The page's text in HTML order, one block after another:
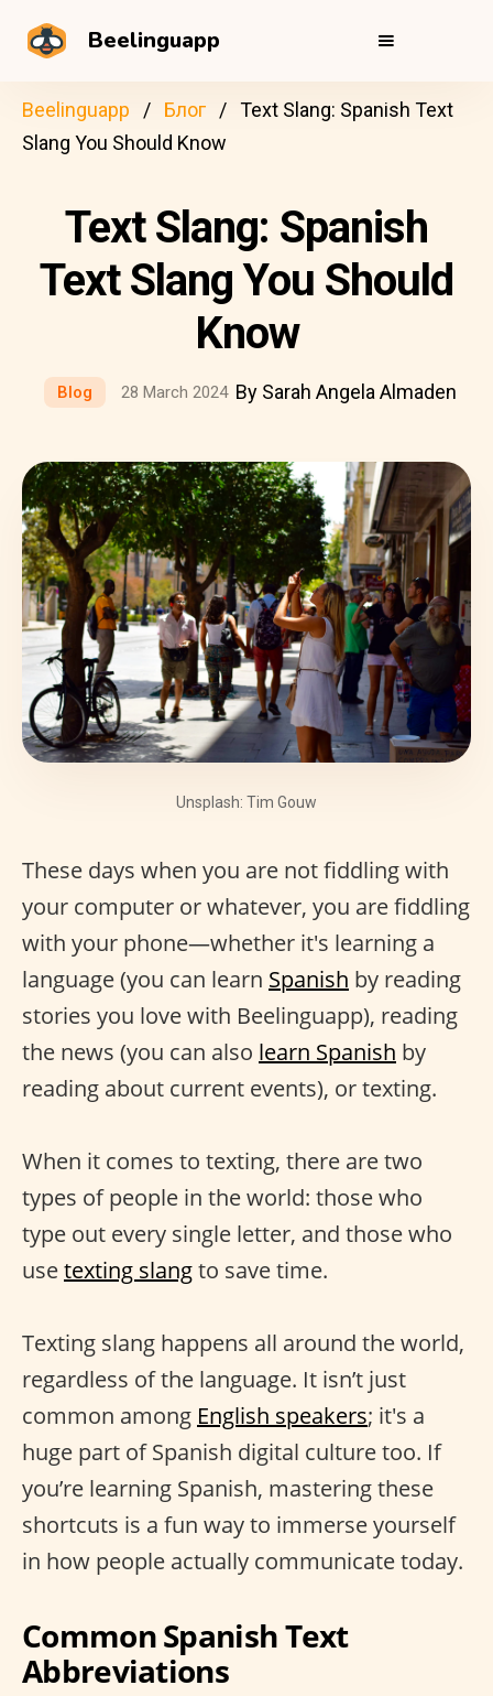
Beelinguapp
Beelinguapp Блог
Text Slang: Spanish Text
Slang You Should Know
Text Slang: Spanish
Text Slang You Should
Know
Blog 28 March 2024 By Sarah Angela Almaden
Unsplash: Tim Gouw
These days when you are not fiddling with
your computer or whatever, you are fiddling
with your phone—whether it's learning a
language (you can learn Spanish by reading
stories you love with Beelinguapp), reading
the news (you can also learn Spanish by
reading about current events), or texting.
When it comes to texting, there are two
types of people in the world: those who
type out every single letter, and those who
usetexting slangto save time.
Texting slang happens all around the world,
regardless of the language. It isn’t just
common among English speakers; it's a
huge part of Spanish digital culture too. If
you’re learning Spanish, mastering these
shortcuts is a fun way to immerse yourself
in how people actually communicate today.
Common Spanish Text
Abbreviations